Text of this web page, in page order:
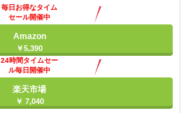
毎日お得なタイム
セール開催中
Amazon
￥5,390
24時間タイムセー
ル毎日開催中
楽天市場
￥ 7,040